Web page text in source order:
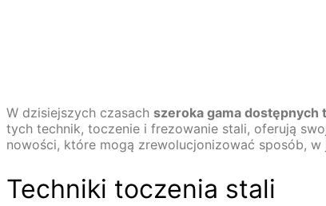
W dzisiejszych czasach szeroka gama dostępnych
tych technik, toczenie i frezowanie stali, oferują
nowości, które mogą zrewolucjonizować sposób,
Techniki toczenia stali